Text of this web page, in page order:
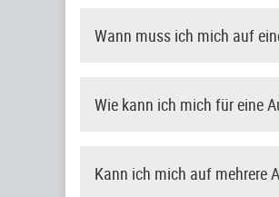
Wann muss ich mich auf
Wie kann ich mich für eine
Kann ich mich auf mehrere